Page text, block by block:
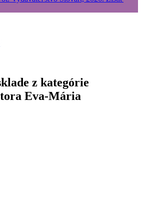
z kategórie
Eva-Mária